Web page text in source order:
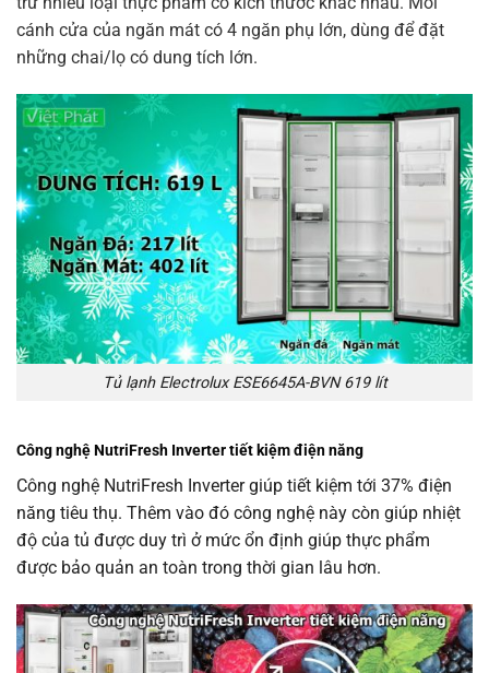
cánh cửa của ngăn mát có 4 ngăn phụ lớn, dùng để đặt
những chai/lọ có dung tích lớn.
Tủ lạnh Electrolux ESE6645A-BVN 619 lít
Công nghệ NutriFresh Inverter tiết kiệm điện năng
Công nghệ NutriFresh Inverter giúp tiết kiệm tới 37% điện
năng tiêu thụ. Thêm vào đó công nghệ này còn giúp nhiệt
độ của tủ được duy trì ở mức ổn định giúp thực phẩm
được bảo quản an toàn trong thời gian lâu hơn.